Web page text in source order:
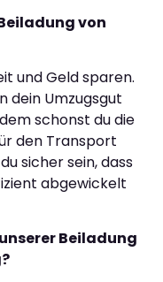
von
und Geld sparen.
dein Umzugsgut
schonst du die
den Transport
sicher sein, dass
abgewickelt
Beiladung